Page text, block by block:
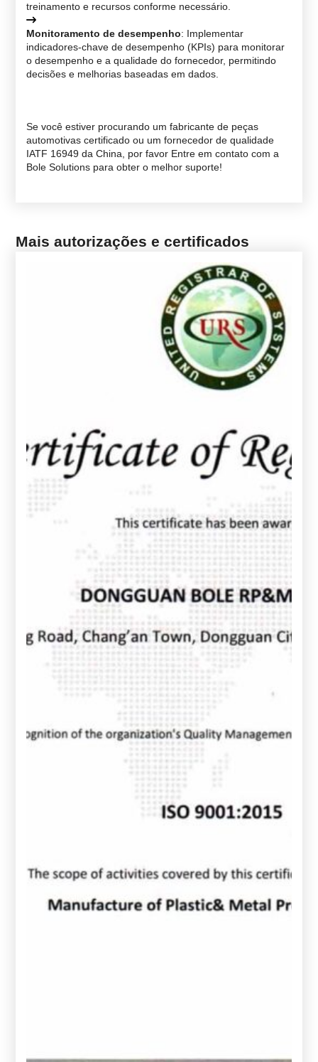
treinamento e recursos conforme necessário.
Monitoramento de desempenho: Implementar
indicadores-chave de desempenho (KPIs) para monitorar
o desempenho e a qualidade do fornecedor, permitindo
decisões e melhorias baseadas em dados.
Se você estiver procurando um fabricante de peças
automotivas certificado ou um fornecedor de qualidade
IATF 16949 da China, por favor Entre em contato com a
Bole Solutions para obter o melhor suporte!
Mais autorizações e certificados